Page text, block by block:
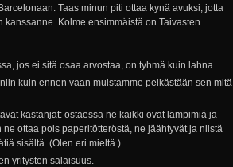
Taas minun piti ottaa kynä avuksi, jotta
Kolme ensimmäistä on Taivasten
jos ei sitä osaa arvostaa, on tyhmä kuin lahna.
kuin ennen vaan muistamme pelkästään sen mitä
kastanjat: ostaessa ne kaikki ovat lämpimiä ja
ottaa pois paperitötteröstä, ne jäähtyvät ja niistä
sisältä. (Olen eri mieltä.)
yritysten salaisuus.